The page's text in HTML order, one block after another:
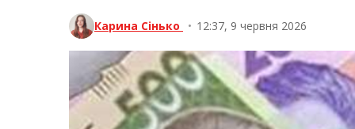
Карина Сінько • 12:37, 9 червня 2026